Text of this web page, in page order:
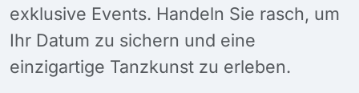
exklusive Events. Handeln Sie rasch, um
Ihr Datum zu sichern und eine
einzigartige Tanzkunst zu erleben.